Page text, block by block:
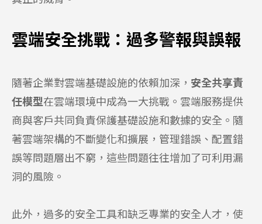
雲端安全挑戰：過多警報與誤報
隨著企業對雲端基礎設施的依賴加深， 安全共享責
任模型在雲端環境中成為一大挑戰。雲端服務提供
商與客戶共同負責保護基礎設施和數據的安全。隨
著雲端架構的不斷變化和擴展，管理錯誤、配置錯
誤等問題層出不窮，這些問題往往增加了可利用漏
洞的風險。
此外，過多的安全工具和缺乏專業的安全人才，使